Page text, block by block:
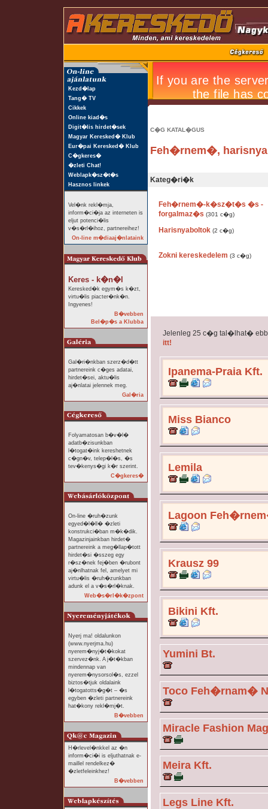
Kezd�lap
Tang� TV
Cikkek
Online kiad�s
Digit�lis hirdet�sek
Magyar Keresked� Klub
Eur�pai Keresked� Klub
C�gkeres�
�zleti Chat!
Weblapk�sz�t�s
Hasznos linkek
Vel�nk rekl�mja,
inform�ci�ja az interneten is
eljut potenci�lis
v�s�rl�ihoz, partnereihez!
On-line m�diaaj�nlataink
Keres - k�n�l
Keresked�k egym�s k�zt,
virtu�lis piacter�nk�n.
Ingyenes!
B�vebben
Bel�p�s a Klubba
Gal�ri�nkban szerz�d�tt
partnereink c�ges adatai,
hirdet�sei, aktu�lis
aj�nlatai jelennek meg.
Gal�ria
Folyamatosan b�v�l�
adatb�zisunkban
l�togat�ink kereshetnek
c�gn�v, telep�l�s, �s
tev�kenys�gi k�r szerint.
C�gkeres�
On-line �ruh�zunk
egyed�l�ll� �zleti
konstrukci�ban m�k�dik.
Magazinjainkban hirdet�
partnereink a meg�llap�tott
hirdet�si �sszeg egy
r�sz�nek fej�ben �rubont
aj�nlhatnak fel, amelyet mi
virtu�lis �ruh�zunkban
adunk el a v�s�rl�knak.
Web�s�rl�k�zpont
Nyerj ma! oldalunkon
(www.nyerjma.hu)
nyerem�nyj�t�kokat
szervez�nk. A j�t�kban
mindennap van
nyerem�nysorsol�s, ezzel
biztos�tjuk oldalaink
l�togatotts�g�t – �s
egyben �zleti partnereink
hat�kony rekl�mj�t.
B�vebben
H�rlevel�nkkel az �n
inform�ci�i is eljuthatnak e-
maillel rendelkez�
�zletfeleinkhez!
B�vebben
C�G KATAL�GUS
Feh�rnem�, harisnya
Kateg�ri�k
Feh�rnem�-k�sz�t�s �s -
forgalmaz�s (301 c�g)
Harisnyaboltok (2 c�g)
Zokni kereskedelem (3 c�g)
Jelenleg 25 c�g tal�lhat�
itt!
Ipanema-Praia Kft.
Miss Bianco
Lemila
Lagoon
Krausz 99
Bikini Kft.
Yumini Bt.
Toco Feh�rnam�
Miracle Fashion
Meira Kft.
Legs Line Kft.